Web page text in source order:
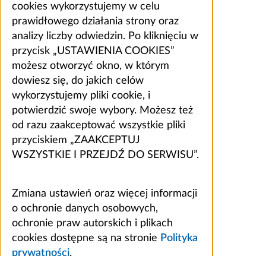
cookies wykorzystujemy w celu
prawidłowego działania strony oraz
analizy liczby odwiedzin. Po kliknięciu w
przycisk „USTAWIENIA COOKIES”
możesz otworzyć okno, w którym
dowiesz się, do jakich celów
wykorzystujemy pliki cookie, i
potwierdzić swoje wybory. Możesz też
od razu zaakceptować wszystkie pliki
przyciskiem „ZAAKCEPTUJ
WSZYSTKIE I PRZEJDŹ DO SERWISU”.
Zmiana ustawień oraz więcej informacji
o ochronie danych osobowych,
ochronie praw autorskich i plikach
cookies dostępne są na stronie Polityka
prywatności.